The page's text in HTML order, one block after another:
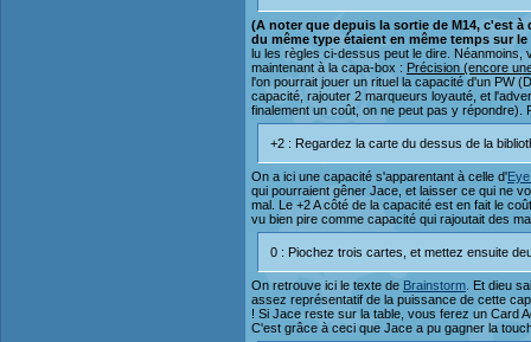
(A noter que depuis la sortie de M14, c'est
du même type étaient en même temps sur
lu les règles ci-dessus peut le dire.
maintenant à la capa-box : Précision (encore
l'on pourrait jouer un rituel la capacité d'un PW
capacité, rajouter 2 marqueurs loyauté, et
finalement un coût, on ne peut pas y
+2 : Regardez la carte du dessus de la
On a ici une capacité s'apparentant à celle d'
qui pourraient gêner Jace, et laisser ce qui ne
mal. Le +2 A côté de la capacité est en fait le
vu bien pire comme capacité qui rajoutait des
0 : Piochez trois cartes, et mettez ensuite
On retrouve ici le texte de Brainstorm . Et dieu
assez représentatif de la puissance de cette
! Si Jace reste sur la table, vous ferez un Card
C'est grâce à ceci que Jace a pu gagner la